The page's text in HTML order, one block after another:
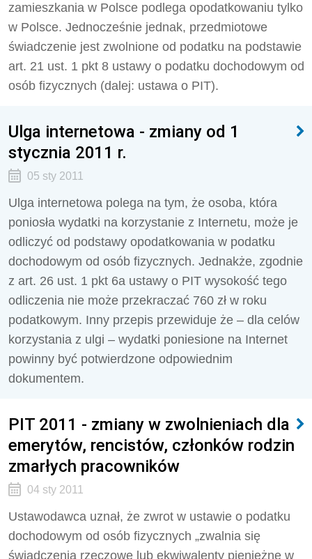
zamieszkania w Polsce podlega opodatkowaniu tylko
w Polsce. Jednocześnie jednak, przedmiotowe
świadczenie jest zwolnione od podatku na podstawie
art. 21 ust. 1 pkt 8 ustawy o podatku dochodowym od
osób fizycznych (dalej: ustawa o PIT).
Ulga internetowa - zmiany od 1
stycznia 2011 r.
05 sty 2011
Ulga internetowa polega na tym, że osoba, która
poniosła wydatki na korzystanie z Internetu, może je
odliczyć od podstawy opodatkowania w podatku
dochodowym od osób fizycznych. Jednakże, zgodnie
z art. 26 ust. 1 pkt 6a ustawy o PIT wysokość tego
odliczenia nie może przekraczać 760 zł w roku
podatkowym. Inny przepis przewiduje że – dla celów
korzystania z ulgi – wydatki poniesione na Internet
powinny być potwierdzone odpowiednim
dokumentem.
PIT 2011 - zmiany w zwolnieniach dla
emerytów, rencistów, członków rodzin
zmarłych pracowników
04 sty 2011
Ustawodawca uznał, że zwrot w ustawie o podatku
dochodowym od osób fizycznych „zwalnia się
świadczenia rzeczowe lub ekwiwalenty pieniężne w